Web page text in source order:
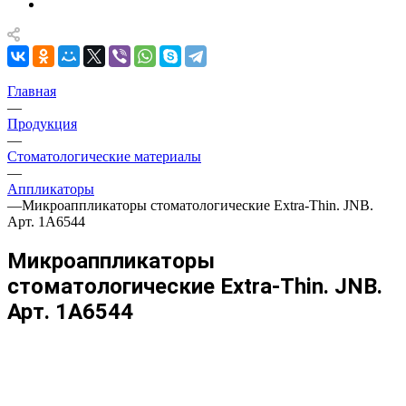
Главная
—
Продукция
—
Стоматологические материалы
—
Аппликаторы
—Микроаппликаторы стоматологические Extra-Thin. JNB.
Арт. 1А6544
Микроаппликаторы
стоматологические Extra-Thin. JNB.
Арт. 1А6544